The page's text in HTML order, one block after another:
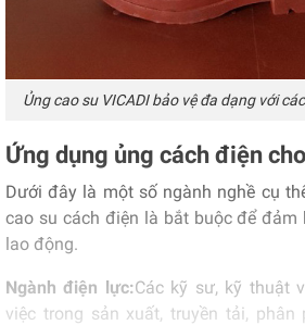
Ủng cao su VICADI bảo vệ đa dạng với
Ứng dụng ủng cách điện
Dưới đây là một số ngành nghề cụ
cao su cách điện là bắt buộc để đảm
lao động.
Ngành điện lực:Các kỹ sư, kỹ thuật
việc trong sản xuất, truyền tải,